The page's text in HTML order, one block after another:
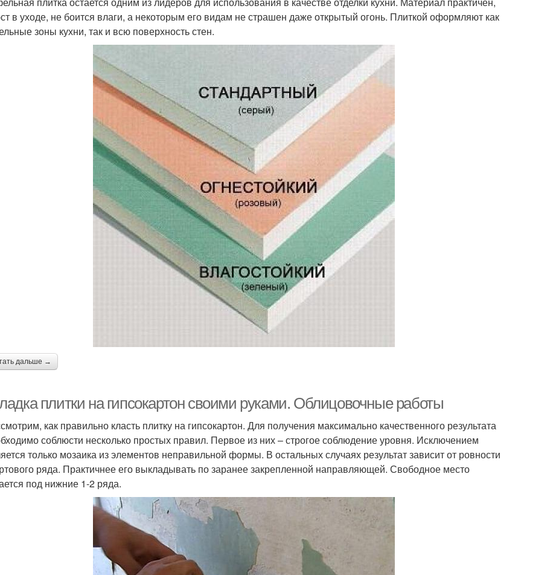
в уходе, не боится влаги, а некоторым его видам не страшен даже открытый огонь. Плиткой оформляют как
зоны кухни, так и всю поверхность стен.
дальше →
плитки на гипсокартон своими руками. Облицовочные работы
как‌ правильно класть‌ ‌плитку‌ ‌на‌ ‌гипсокартон‌. Для получения максимально качественного результата
соблюсти несколько простых правил. Первое из них – строгое соблюдение уровня. Исключением
только мозаика из элементов неправильной формы. В остальных случаях результат зависит от ровности
ряда. Практичнее его выкладывать по заранее закрепленной направляющей. Свободное место
под нижние 1-2 ряда.